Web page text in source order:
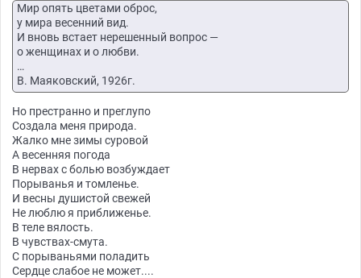
Мир опять цветами оброс,
у мира весенний вид.
И вновь встает нерешенный вопрос —
о женщинах и о любви.
…
В. Маяковский, 1926г.
Но престранно и преглупо
Создала меня природа.
Жалко мне зимы суровой
А весенняя погода
В нервах с болью возбуждает
Порыванья и томленье.
И весны душистой свежей
Не люблю я приближенье.
В теле вялость.
В чувствах-смута.
С порываньями поладить
Сердце слабое не может....